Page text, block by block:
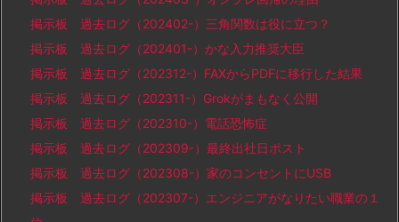
掲示板 過去ログ（202402-）三角関数は役に立つ？
掲示板 過去ログ（202401-）かな入力推奨大臣
掲示板 過去ログ（202312-）FAXからPDFに移行した結果
掲示板 過去ログ（202311-）Grokがまもなく公開
掲示板 過去ログ（202310-）電話恐怖症
掲示板 過去ログ（202309-）最終出社日ポスト
掲示板 過去ログ（202308-）家のコンセントにUSB
掲示板 過去ログ（202307-）エンジニアがなりたい職業の１